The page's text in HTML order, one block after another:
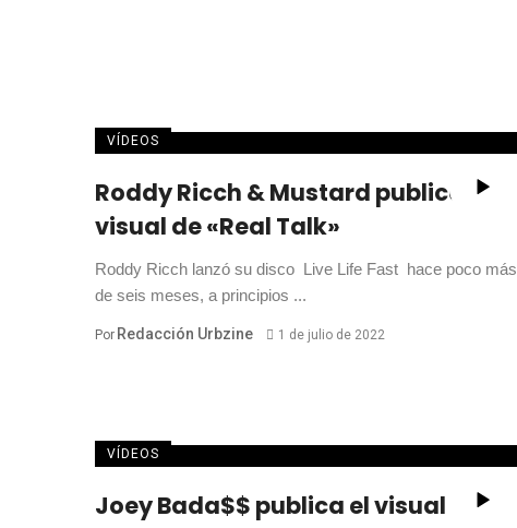
VÍDEOS
Roddy Ricch & Mustard publican el
visual de «Real Talk»
Roddy Ricch lanzó su disco Live Life Fast hace poco más
de seis meses, a principios ...
Por Redacción Urbzine 1 de julio de 2022
VÍDEOS
Joey Bada$$ publica el visual de